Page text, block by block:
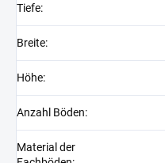
Tiefe:
Breite:
Höhe:
Anzahl Böden:
Material der